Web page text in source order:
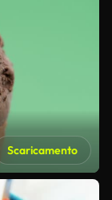
Scaricamento